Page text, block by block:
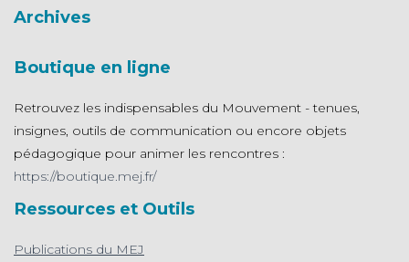
Archives
Boutique en ligne
Retrouvez les indispensables du Mouvement - tenues,
insignes, outils de communication ou encore objets
pédagogique pour animer les rencontres :
https://boutique.mej.fr/
Ressources et Outils
Publications du MEJ